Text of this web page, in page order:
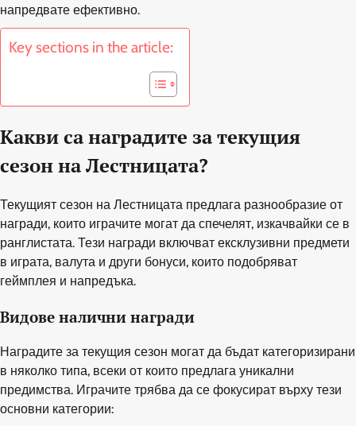
напредвате ефективно.
Key sections in the article:
Какви са наградите за текущия
сезон на Лестницата?
Текущият сезон на Лестницата предлага разнообразие от
награди, които играчите могат да спечелят, изкачвайки се в
ранглистата. Тези награди включват ексклузивни предмети
в играта, валута и други бонуси, които подобряват
геймплея и напредъка.
Видове налични награди
Наградите за текущия сезон могат да бъдат категоризирани
в няколко типа, всеки от които предлага уникални
предимства. Играчите трябва да се фокусират върху тези
основни категории: